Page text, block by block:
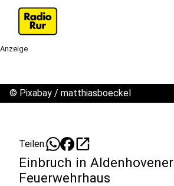
Anzeige
© Pixabay / matthiasboeckel
Teilen: open_in_new
Einbruch in Aldenhovener
Feuerwehrhaus